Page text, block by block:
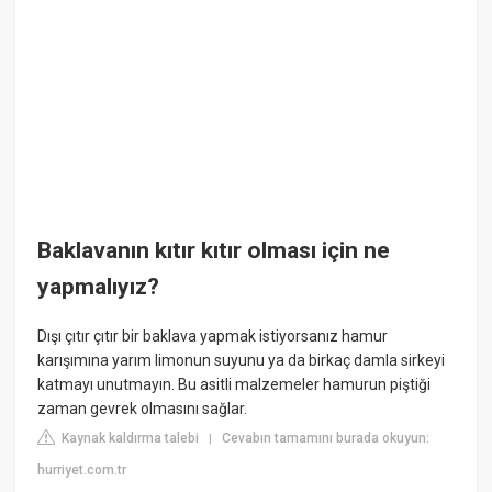
Baklavanın kıtır kıtır olması için ne
yapmalıyız?
Dışı çıtır çıtır bir baklava yapmak istiyorsanız hamur
karışımına yarım limonun suyunu ya da birkaç damla sirkeyi
katmayı unutmayın. Bu asitli malzemeler hamurun piştiği
zaman gevrek olmasını sağlar.
Kaynak kaldırma talebi |Cevabın tamamını burada okuyun:
hurriyet.com.tr